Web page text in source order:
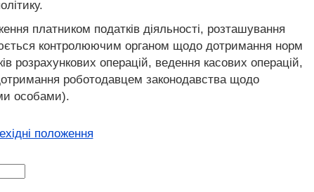
платником податків діяльності, розташування
контролюючим органом щодо дотримання норм
розрахункових операцій, ведення касових операцій,
роботодавцем законодавства щодо
особами).
положення